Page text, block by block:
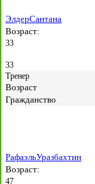
ЭлдерСантана
Возраст:
33
33
Тренер
Возраст
Гражданство
РафаэльУразбахтин
Возраст:
47